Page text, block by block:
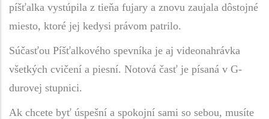
píšťalka vystúpila z tieňa fujary a znovu zaujala dôstojné
miesto, ktoré jej kedysi právom patrilo.
Súčasťou Píšťalkového spevníka je aj videonahrávka
všetkých cvičení a piesní. Notová časť je písaná v G-
durovej stupnici.
Ak chcete byť úspešní a spokojní sami so sebou, musíte